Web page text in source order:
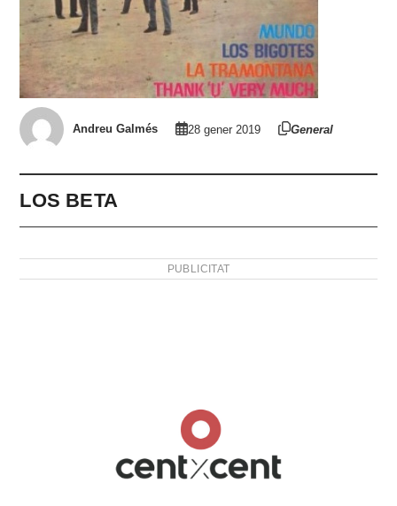
Andreu Galmés 28 gener 2019 General
LOS BETA
PUBLICITAT